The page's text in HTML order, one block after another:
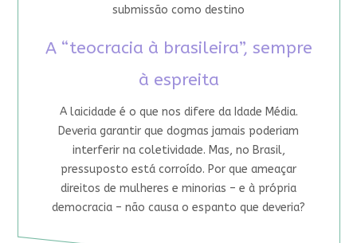
submissão como destino
A “teocracia à brasileira”, sempre
à espreita
A laicidade é o que nos difere da Idade Média.
Deveria garantir que dogmas jamais poderiam
interferir na coletividade. Mas, no Brasil,
pressuposto está corroído. Por que ameaçar
direitos de mulheres e minorias – e à própria
democracia – não causa o espanto que deveria?